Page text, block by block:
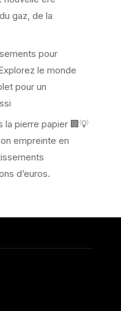
gaz, de la
pour
le monde
pour un
la pierre papier 🏢💡
empreinte en
d’euros.